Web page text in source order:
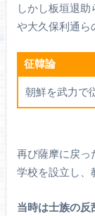
しかし板垣退助
や大久保利通ら
征韓論
朝鮮を武力で
再び薩摩に戻っ
学校を設立し、
当時は士族の反